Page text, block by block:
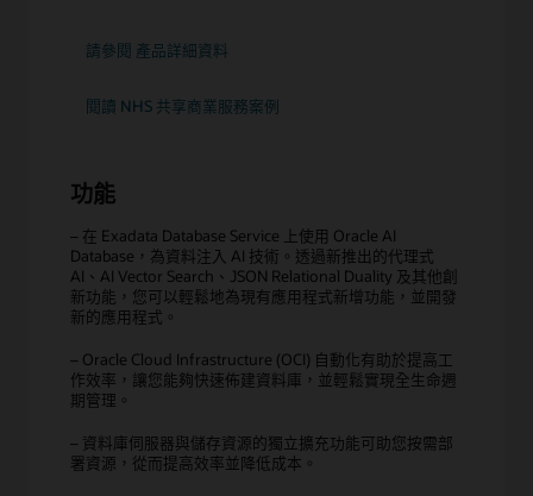
請參閱
Database 產品詳細資料
閱讀 NHS 共享商業服務案例
功能
– 在 Exadata Database Service 上使用 Oracle AI
Database，為資料注入 AI 技術。透過新推出的代理式
AI、AI Vector Search、JSON Relational Duality 及其他創
新功能，您可以輕鬆地為現有應用程式新增功能，並開發
新的應用程式。
– Oracle Cloud Infrastructure (OCI) 自動化有助於提高工
作效率，讓您能夠快速佈建資料庫，並輕鬆實現全生命週
期管理。
– 資料庫伺服器與儲存資源的獨立擴充功能可助您按需部
署資源，從而提高效率並降低成本。